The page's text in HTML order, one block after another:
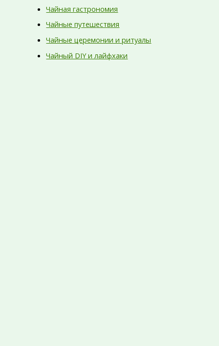
Чайная гастрономия
Чайные путешествия
Чайные церемонии и ритуалы
Чайный DIY и лайфхаки